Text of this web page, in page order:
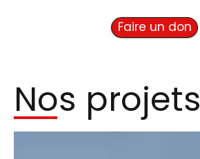
Faire un don
Nos projets